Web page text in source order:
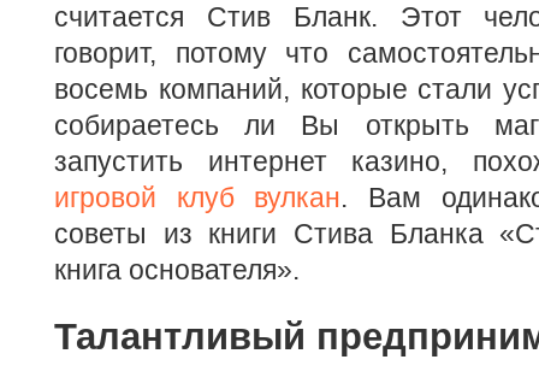
считается Стив Бланк. Этот
говорит, потому что
восемь компаний, которые стали
собираетесь ли Вы открыть
запустить интернет казино,
игровой клуб вулкан. Вам
советы из книги Стива Бланка
книга основателя».
Талантливый